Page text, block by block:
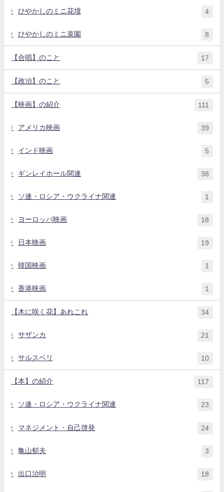
ひやかしのミニ花壇 4
ひやかしのミニ菜園 8
【合唱】のこと 17
【政治】のこと 5
【映画】の紹介 111
アメリカ映画 39
インド映画 5
ギンレイホール関連 38
ソ連・ロシア・ウクライナ関連 1
ヨーロッパ映画 18
日本映画 19
韓国映画 1
香港映画 1
【木に咲く花】あれこれ 34
サザンカ 21
サルスベリ 10
【本】の紹介 117
ソ連・ロシア・ウクライナ関連 23
マネジメント・自己啓発 24
亀山郁夫 3
出口治明 18